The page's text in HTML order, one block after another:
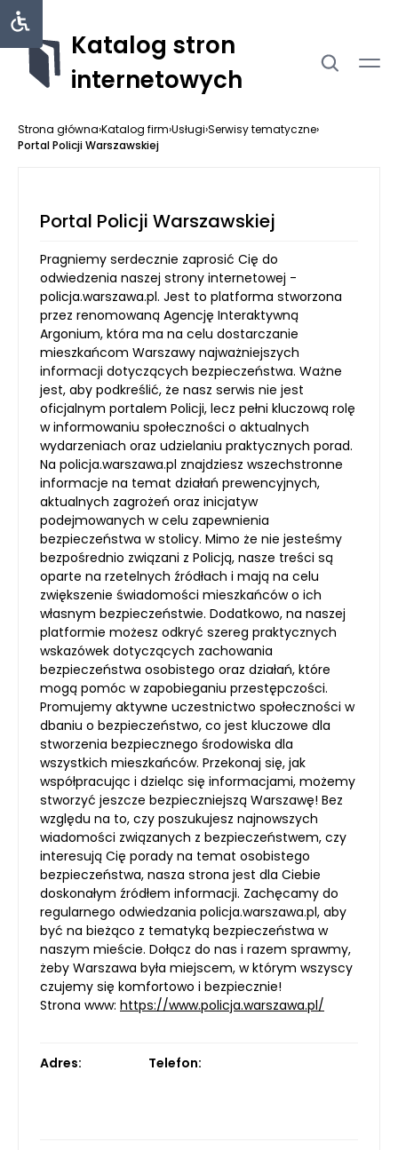
Katalog stron
internetowych
Strona główna›Katalog firm›Usługi›Serwisy tematyczne›
Portal Policji Warszawskiej
Portal Policji Warszawskiej
Pragniemy serdecznie zaprosić Cię do
odwiedzenia naszej strony internetowej -
policja.warszawa.pl. Jest to platforma stworzona
przez renomowaną Agencję Interaktywną
Argonium, która ma na celu dostarczanie
mieszkańcom Warszawy najważniejszych
informacji dotyczących bezpieczeństwa. Ważne
jest, aby podkreślić, że nasz serwis nie jest
oficjalnym portalem Policji, lecz pełni kluczową rolę
w informowaniu społeczności o aktualnych
wydarzeniach oraz udzielaniu praktycznych porad.
Na policja.warszawa.pl znajdziesz wszechstronne
informacje na temat działań prewencyjnych,
aktualnych zagrożeń oraz inicjatyw
podejmowanych w celu zapewnienia
bezpieczeństwa w stolicy. Mimo że nie jesteśmy
bezpośrednio związani z Policją, nasze treści są
oparte na rzetelnych źródłach i mają na celu
zwiększenie świadomości mieszkańców o ich
własnym bezpieczeństwie. Dodatkowo, na naszej
platformie możesz odkryć szereg praktycznych
wskazówek dotyczących zachowania
bezpieczeństwa osobistego oraz działań, które
mogą pomóc w zapobieganiu przestępczości.
Promujemy aktywne uczestnictwo społeczności w
dbaniu o bezpieczeństwo, co jest kluczowe dla
stworzenia bezpiecznego środowiska dla
wszystkich mieszkańców. Przekonaj się, jak
współpracując i dzieląc się informacjami, możemy
stworzyć jeszcze bezpieczniejszą Warszawę! Bez
względu na to, czy poszukujesz najnowszych
wiadomości związanych z bezpieczeństwem, czy
interesują Cię porady na temat osobistego
bezpieczeństwa, nasza strona jest dla Ciebie
doskonałym źródłem informacji. Zachęcamy do
regularnego odwiedzania policja.warszawa.pl, aby
być na bieżąco z tematyką bezpieczeństwa w
naszym mieście. Dołącz do nas i razem sprawmy,
żeby Warszawa była miejscem, w którym wszyscy
czujemy się komfortowo i bezpiecznie!
Strona www: https://www.policja.warszawa.pl/
Adres: Telefon: